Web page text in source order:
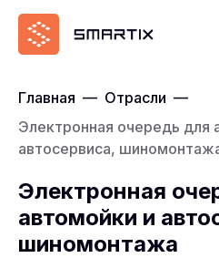
Главная — Отрасли —
Электронная очередь для
автосервиса,
Электронная
автомойки и
шиномонтажа